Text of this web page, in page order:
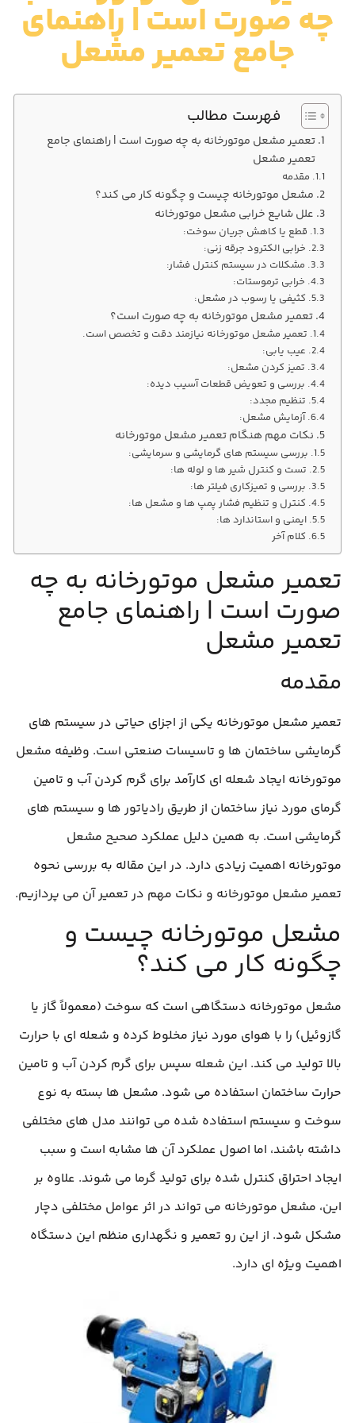
چه صورت است | راهنمای
جامع تعمیر مشعل
فهرست مطالب
تعمیر مشعل موتورخانه به چه صورت است | راهنمای جامع
تعمیر مشعل
مقدمه
مشعل موتورخانه چیست و چگونه کار می‌ کند؟
علل شایع خرابی مشعل موتورخانه
قطع یا کاهش جریان سوخت:
خرابی الکترود جرقه‌ زنی:
مشکلات در سیستم کنترل فشار:
خرابی ترموستات:
کثیفی یا رسوب در مشعل:
تعمیر مشعل موتورخانه به چه صورت است؟
تعمیر مشعل موتورخانه نیازمند دقت و تخصص است.
عیب‌ یابی:
تمیز کردن مشعل:
بررسی و تعویض قطعات آسیب‌ دیده:
تنظیم مجدد:
آزمایش مشعل:
نکات مهم هنگام تعمیر مشعل موتورخانه
بررسی سیستم‌ های گرمایشی و سرمایشی:
تست و کنترل شیر ها و لوله‌ ها:
بررسی و تمیزکاری فیلتر ها:
کنترل و تنظیم فشار پمپ‌ ها و مشعل‌ ها:
ایمنی و استاندارد ها:
کلام آخر
تعمیر مشعل موتورخانه به چه
صورت است | راهنمای جامع
تعمیر مشعل
مقدمه
تعمیر مشعل موتورخانه یکی از اجزای حیاتی در سیستم‌ های
گرمایشی ساختمان‌ ها و تاسیسات صنعتی است. وظیفه مشعل
موتورخانه ایجاد شعله‌ ای کارآمد برای گرم کردن آب و تامین
گرمای مورد نیاز ساختمان از طریق رادیاتور ها و سیستم‌ های
گرمایشی است. به همین دلیل عملکرد صحیح مشعل
موتورخانه اهمیت زیادی دارد. در این مقاله به بررسی نحوه
تعمیر مشعل موتورخانه و نکات مهم در تعمیر آن می پردازیم.
مشعل موتورخانه چیست و
چگونه کار می‌ کند؟
مشعل موتورخانه دستگاهی است که سوخت (معمولاً گاز یا
گازوئیل) را با هوای مورد نیاز مخلوط کرده و شعله‌ ای با حرارت
بالا تولید می‌ کند. این شعله سپس برای گرم کردن آب و تامین
حرارت ساختمان استفاده می‌ شود. مشعل‌ ها بسته به نوع
سوخت و سیستم استفاده شده می‌ توانند مدل‌ های مختلفی
داشته باشند، اما اصول عملکرد آن ها مشابه است و سبب
ایجاد احتراق کنترل‌ شده برای تولید گرما می شوند. علاوه بر
این، مشعل موتورخانه می‌ تواند در اثر عوامل مختلفی دچار
مشکل شود. از این رو تعمیر و نگهداری منظم این دستگاه
اهمیت ویژه‌ ای دارد.